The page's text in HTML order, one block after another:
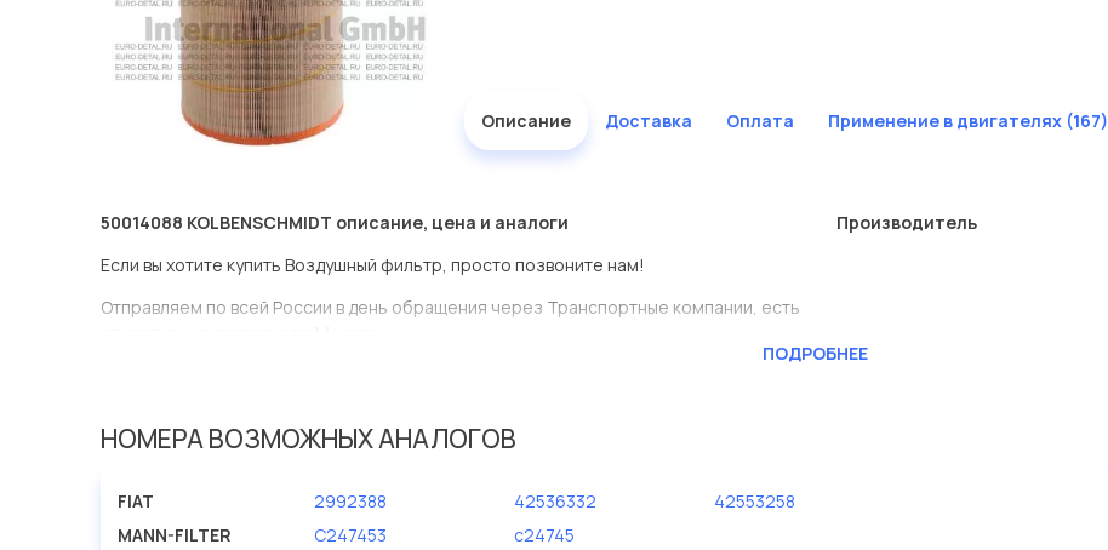
Описание Доставка Оплата Применение в двигателях (167)
50014088 KOLBENSCHMIDT описание, цена и аналоги
Если вы хотите купить Воздушный фильтр, просто позвоните нам!
Отправляем по всей России в день обращения через Транспортные компании, есть
Мы продаем сертифицированные колодки тормозные дисковые с гарантией от
Производитель
ПОДРОБНЕЕ
НОМЕРА ВОЗМОЖНЫХ АНАЛОГОВ
FIAT 2992388 42536332
42553258
MANN-FILTER
C247453
c24745